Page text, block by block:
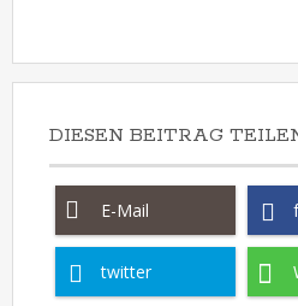
DIESEN BEITRAG
E-Mail
twitter